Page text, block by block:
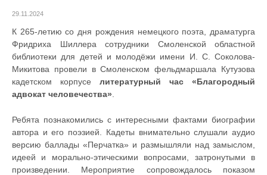
29.11.2024
К 265-летию со дня рождения немецкого поэта, драматурга
Фридриха Шиллера сотрудники Смоленской областной
библиотеки для детей и молодёжи имени И. С. Соколова-
Микитова провели в Смоленском фельдмаршала Кутузова
кадетском корпусе литературный час «Благородный
адвокат человечества»
Ребята познакомились с интересными фактами биографии
автора и его поэзией. Кадеты внимательно слушали аудио
версию баллады «Перчатка» и размышляли над замыслом,
идеей и морально-этическими вопросами, затронутыми в
произведении. Мероприятие сопровождалось показом